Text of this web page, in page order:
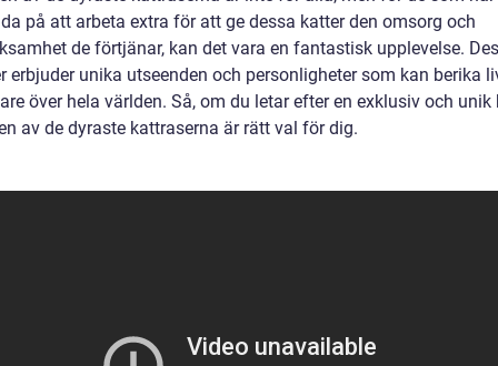
på att arbeta extra för att ge dessa katter den omsorg och
de förtjänar, kan det vara en fantastisk upplevelse.
erbjuder unika utseenden och personligheter som kan berika
över hela världen. Så, om du letar efter en exklusiv och unik
av de dyraste kattraserna är rätt val för dig.